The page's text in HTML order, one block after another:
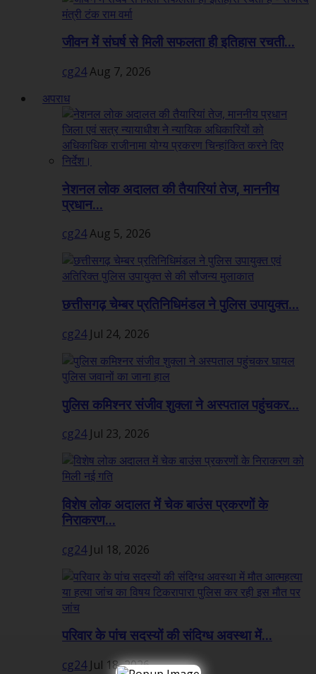
जीवन में संघर्ष से मिली सफलता ही इतिहास रचती...
cg24Aug 7, 2026
अपराध
नेशनल लोक अदालत की तैयारियां तेज, माननीय
प्रधान...
cg24Aug 5, 2026
छत्तीसगढ़ चेम्बर प्रतिनिधिमंडल ने पुलिस उपायुक्त...
cg24 Jul 24, 2026
पुलिस कमिश्नर संजीव शुक्ला ने अस्पताल पहुंचकर...
cg24 Jul 23, 2026
विशेष लोक अदालत में चेक बाउंस प्रकरणों के
निराकरण...
cg24 Jul 18, 2026
परिवार के पांच सदस्यों की संदिग्ध अवस्था में...
cg24 Jul 18, 2026